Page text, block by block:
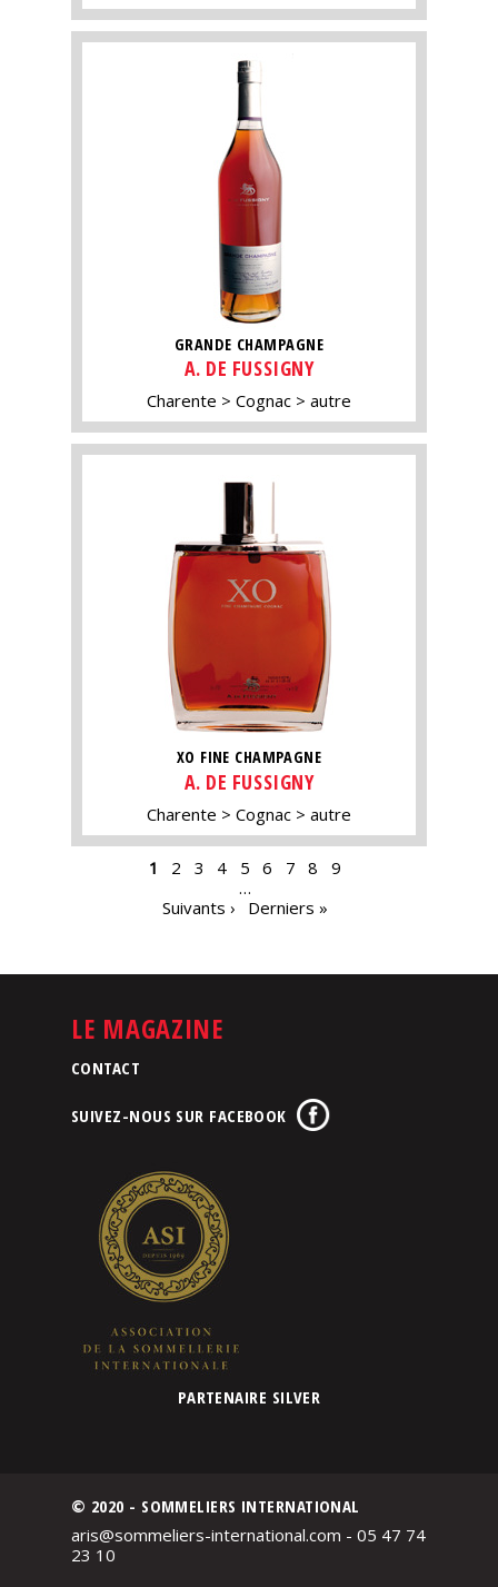
GRANDE CHAMPAGNE
A. DE FUSSIGNY
Charente Cognac autre
XO FINE CHAMPAGNE
A. DE FUSSIGNY
Charente Cognac autre
1 2 3 4 5 6 7 8
9
…
Suivants ›
Derniers »
LE MAGAZINE
CONTACT
SUIVEZ-NOUS SUR FACEBOOK
PARTENAIRE SILVER
© 2020 - SOMMELIERS INTERNATIONAL
aris@sommeliers-international.com - 05 47 74
23 10